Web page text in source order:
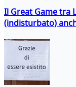
Il Great Game tra
(indisturbato)